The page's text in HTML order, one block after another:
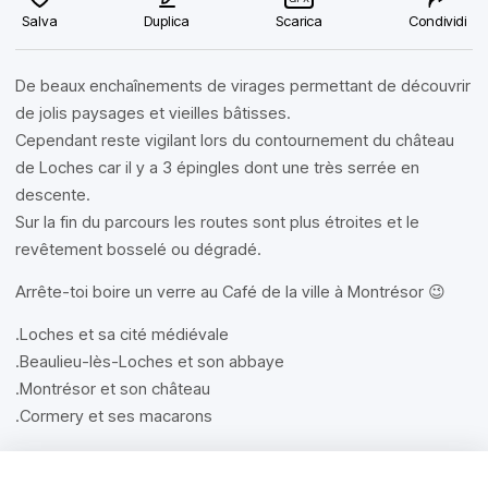
Salva Duplica Scarica Condividi
De beaux enchaînements de virages permettant de découvrir
de jolis paysages et vieilles bâtisses.
Cependant reste vigilant lors du contournement du château
de Loches car il y a 3 épingles dont une très serrée en
descente.
Sur la fin du parcours les routes sont plus étroites et le
revêtement bosselé ou dégradé.
Arrête-toi boire un verre au Café de la ville à Montrésor 😉
.Loches et sa cité médiévale
.Beaulieu-lès-Loches et son abbaye
.Montrésor et son château
.Cormery et ses macarons